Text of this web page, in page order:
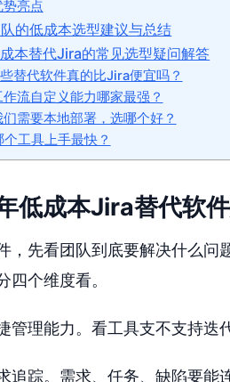
势亮点
的低成本选型建议与总结
本替代Jira的常见选型疑问解答
替代软件真的比Jira便宜吗？
作流自定义能力哪家最强？
们需要本地部署，选哪个好？
个工具上手最快？
低成本Jira替代软
，先看团队到底要解决什么问
四个维度看。
管理能力。看工具支不支持迭
追踪。需求、任务、缺陷要能